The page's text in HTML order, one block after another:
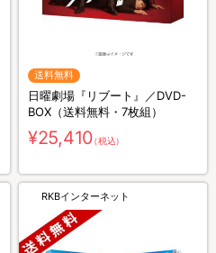
送料無料
日曜劇場『リブート』／DVD-
BOX（送料無料・7枚組）
¥25,410（税込）
RKBインターネット